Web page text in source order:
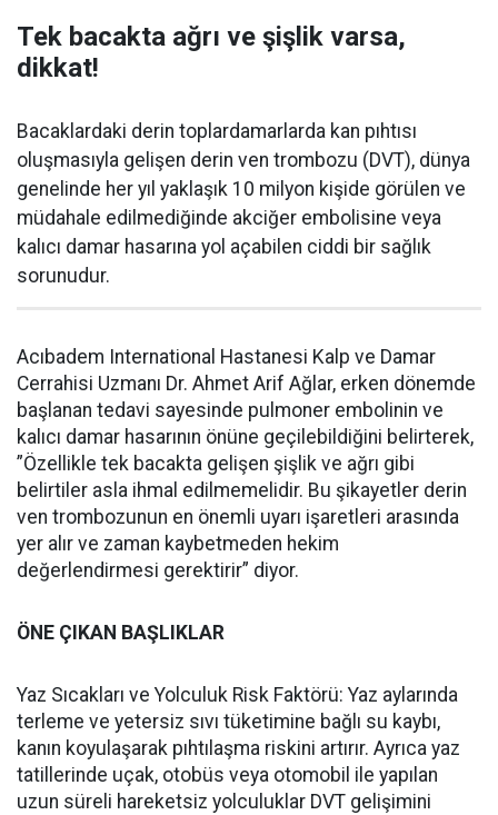
Tek bacakta ağrı ve şişlik varsa,
dikkat!
Bacaklardaki derin toplardamarlarda kan pıhtısı
oluşmasıyla gelişen derin ven trombozu (DVT), dünya
genelinde her yıl yaklaşık 10 milyon kişide görülen ve
müdahale edilmediğinde akciğer embolisine veya
kalıcı damar hasarına yol açabilen ciddi bir sağlık
sorunudur.
Acıbadem International Hastanesi Kalp ve Damar
Cerrahisi Uzmanı Dr. Ahmet Arif Ağlar, erken dönemde
başlanan tedavi sayesinde pulmoner embolinin ve
kalıcı damar hasarının önüne geçilebildiğini belirterek,
”Özellikle tek bacakta gelişen şişlik ve ağrı gibi
belirtiler asla ihmal edilmemelidir. Bu şikayetler derin
ven trombozunun en önemli uyarı işaretleri arasında
yer alır ve zaman kaybetmeden hekim
değerlendirmesi gerektirir” diyor.
ÖNE ÇIKAN BAŞLIKLAR
Yaz Sıcakları ve Yolculuk Risk Faktörü: Yaz aylarında
terleme ve yetersiz sıvı tüketimine bağlı su kaybı,
kanın koyulaşarak pıhtılaşma riskini artırır. Ayrıca yaz
tatillerinde uçak, otobüs veya otomobil ile yapılan
uzun süreli hareketsiz yolculuklar DVT gelişimini